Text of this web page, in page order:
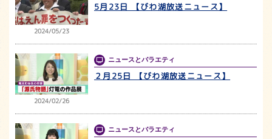
2024/05/23
5月23日 【びわ湖放送ニュース】
2024/02/26
ニュースとバラエティ
２月25日 【びわ湖放送ニュース】
ニュースとバラエティ